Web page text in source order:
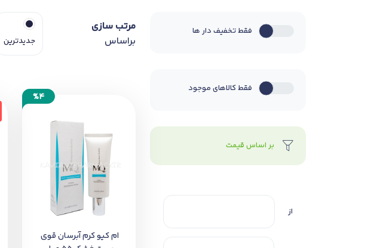
فقط تخفیف دار ها
فقط کالاهای موجود
بر اساس قیمت
از
مرتب سازی
براساس
جدیدترین
%4
ام کیو کرم آبرسان قوی